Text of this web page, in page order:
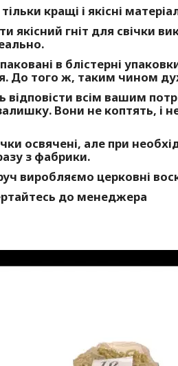
кращі і якісні
якісний гніт для свічки
в блістерні
До того ж, таким чином
відповісти всім вашим
Вони не коптять, і
освячені, але при
з фабрики.
виробляємо церковні
до менеджера